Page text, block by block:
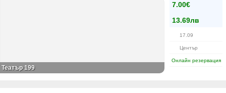
7.00€
13.69лв
17.09
Център
Онлайн резервация
Театър 199